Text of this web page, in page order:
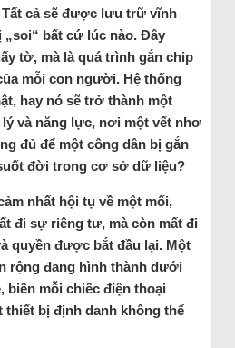
cả sẽ được lưu trữ vĩnh
„soi“ bất cứ lúc nào. Đây
tờ, mà là quá trình gắn chip
mỗi con người. Hệ thống
hay nó sẽ trở thành một
lý và năng lực, nơi một vết nhơ
đủ để một công dân bị gắn
đời trong cơ sở dữ liệu?
nhất hội tụ về một mối,
đi sự riêng tư, mà còn mất đi
quyền được bắt đầu lại. Một
rộng đang hình thành dưới
biến mỗi chiếc điện thoại
thiết bị định danh không thể